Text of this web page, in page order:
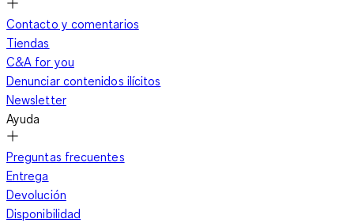
Contacto y comentarios
Tiendas
C&A for you
Denunciar contenidos ilícitos
Newsletter
Ayuda
Preguntas frecuentes
Entrega
Devolución
Disponibilidad